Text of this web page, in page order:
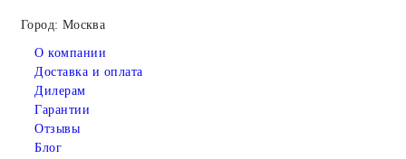
Город: Москва
О компании
Доставка и оплата
Дилерам
Гарантии
Отзывы
Блог